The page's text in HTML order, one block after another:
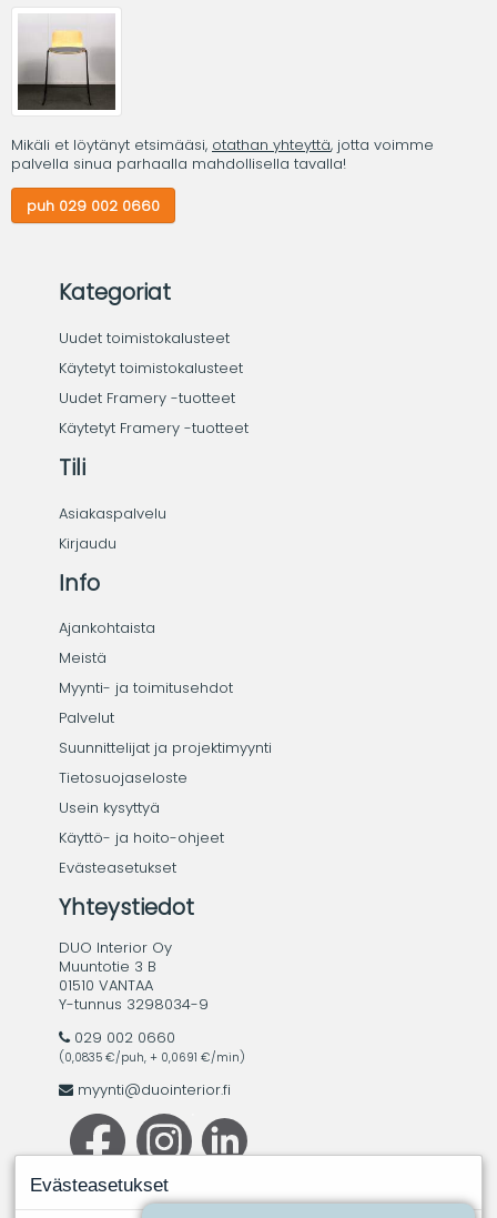
Mikäli et löytänyt etsimääsi, otathan yhteyttä, jotta voimme
palvella sinua parhaalla mahdollisella tavalla!
puh 029 002 0660
Kategoriat
Uudet toimistokalusteet
Käytetyt toimistokalusteet
Uudet Framery -tuotteet
Käytetyt Framery -tuotteet
Tili
Asiakaspalvelu
Kirjaudu
Info
Ajankohtaista
Meistä
Myynti- ja toimitusehdot
Palvelut
Suunnittelijat ja projektimyynti
Tietosuojaseloste
Usein kysyttyä
Käyttö- ja hoito-ohjeet
Evästeasetukset
Yhteystiedot
DUO Interior Oy
Muuntotie 3 B
01510 VANTAA
Y-tunnus 3298034-9
029 002 0660
(0,0835 €/puh, + 0,0691 €/min)
myynti@duointerior.fi
Evästeasetukset